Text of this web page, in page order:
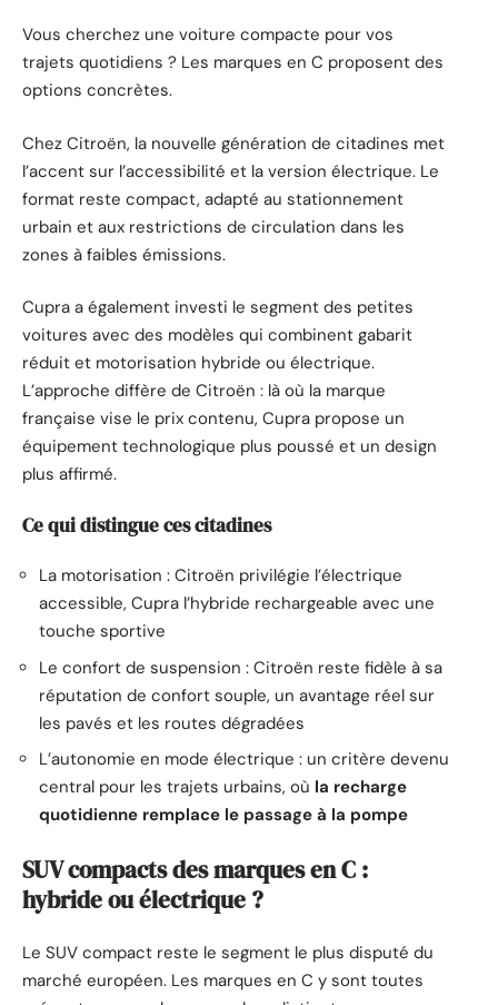
Vous cherchez une voiture compacte pour vos
trajets quotidiens ? Les marques en C proposent des
options concrètes.
Chez Citroën, la nouvelle génération de citadines met
l’accent sur l’accessibilité et la version électrique. Le
format reste compact, adapté au stationnement
urbain et aux restrictions de circulation dans les
zones à faibles émissions.
Cupra a également investi le segment des petites
voitures avec des modèles qui combinent gabarit
réduit et motorisation hybride ou électrique.
L’approche diffère de Citroën : là où la marque
française vise le prix contenu, Cupra propose un
équipement technologique plus poussé et un design
plus affirmé.
Ce qui distingue ces citadines
La motorisation : Citroën privilégie l’électrique
accessible, Cupra l’hybride rechargeable avec une
touche sportive
Le confort de suspension : Citroën reste fidèle à sa
réputation de confort souple, un avantage réel sur
les pavés et les routes dégradées
L’autonomie en mode électrique : un critère devenu
central pour les trajets urbains, où la recharge
quotidienne remplace le passage à la pompe
SUV compacts des marques en C :
hybride ou électrique ?
Le SUV compact reste le segment le plus disputé du
marché européen. Les marques en C y sont toutes